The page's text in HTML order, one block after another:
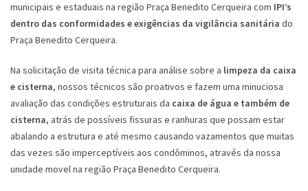
municipais e estaduais na região Praça Benedito Cerqueira com IPI’s
dentro das conformidades e exigências da vigilância sanitária do
Praça Benedito Cerqueira.
Na solicitação de visita técnica para análise sobre a limpeza da caixa
e cisterna, nossos técnicos são proativos e fazem uma minuciosa
avaliação das condições estruturais da caixa de água e também de
cisterna, atrás de possíveis fissuras e ranhuras que possam estar
abalando a estrutura e até mesmo causando vazamentos que muitas
das vezes são imperceptíveis aos condôminos, através da nossa
unidade movel na região Praça Benedito Cerqueira.